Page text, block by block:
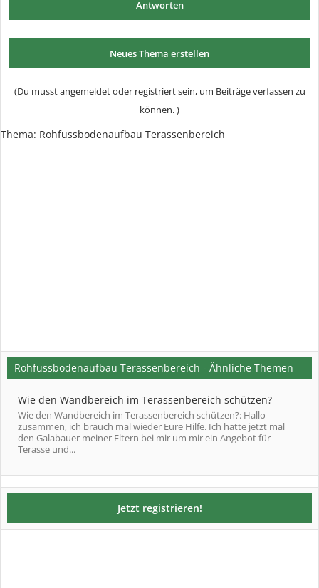
Antworten
Neues Thema erstellen
(Du musst angemeldet oder registriert sein, um Beiträge verfassen zu
können. )
Thema: Rohfussbodenaufbau Terassenbereich
Rohfussbodenaufbau Terassenbereich - Ähnliche Themen
Wie den Wandbereich im Terassenbereich schützen?
Wie den Wandbereich im Terassenbereich schützen?: Hallo
zusammen, ich brauch mal wieder Eure Hilfe. Ich hatte jetzt mal
den Galabauer meiner Eltern bei mir um mir ein Angebot für
Terasse und...
Jetzt registrieren!